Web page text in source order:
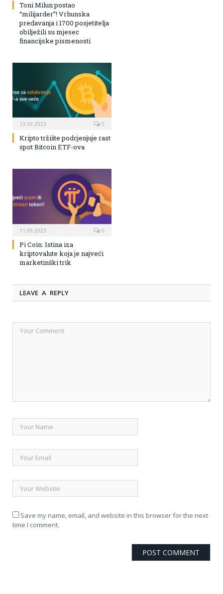
Toni Milun postao
“milijarder”! Vrhunska
predavanja i 1700 posjetitelja
obilježili su mjesec
financijske pismenosti
13.09.2023 0
Kripto tržište podcjenjuje rast
spot Bitcoin ETF-ova
11.09.2023 0
Pi Coin: Istina iza
kriptovalute koja je najveći
marketinški trik
LEAVE A REPLY
Save my name, email, and website in this browser for the next
time I comment.